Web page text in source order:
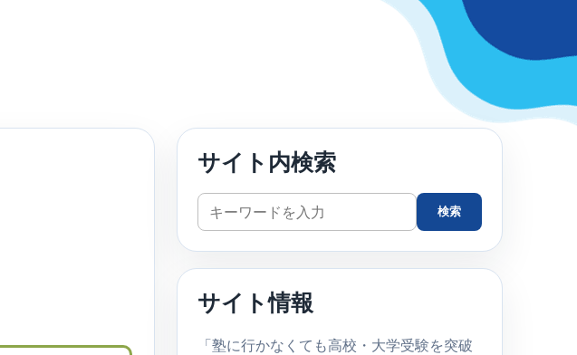
サイト内検索
サ
イ
ト
検
検索
サイト情報
「塾に行かなくても高校・大学受験を突破